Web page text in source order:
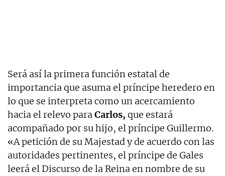
Será así la primera función estatal de
importancia que asuma el príncipe heredero en
lo que se interpreta como un acercamiento
hacia el relevo paraCarlos, que estará
acompañado por su hijo, el príncipe Guillermo.
«A petición de su Majestad y de acuerdo con las
autoridades pertinentes, el príncipe de Gales
leerá el Discurso de la Reina en nombre de su